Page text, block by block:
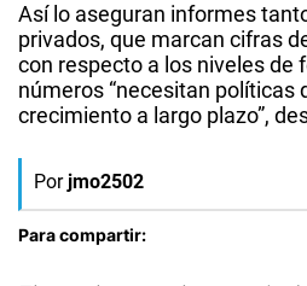
Así lo aseguran informes
privados, que marcan cifras
con respecto a los niveles de
números “necesitan políticas
crecimiento a largo plazo”,
Por jmo2502
Para compartir: